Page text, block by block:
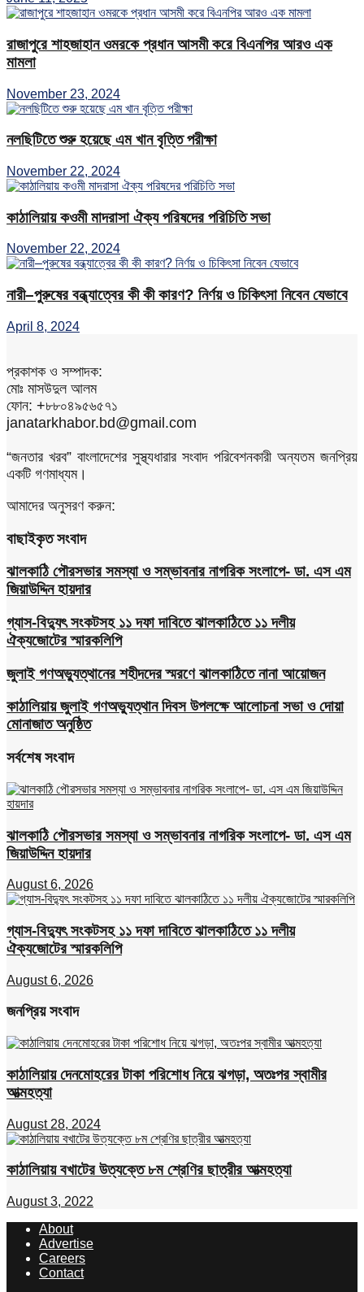
রাজাপুরে শাহজাহান ওমরকে প্রধান আসমী করে বিএনপির আরও এক
মামলা
November 23, 2024
নলছিটিতে শুরু হয়েছে এম খান বৃত্তি পরীক্ষা
November 22, 2024
কাঠালিয়ায় কওমী মাদরাসা ঐক্য পরিষদের পরিচিতি সভা
November 22, 2024
নারী–পুরুষের বন্ধ্যাত্বের কী কী কারণ? নির্ণয় ও চিকিৎসা নিবেন যেভাবে
April 8, 2024
প্রকাশক ও সম্পাদক:
মোঃ মাসউদুল আলম
ফোন: +৮৮০৪৯৫৬৫৭১
janatarkhabor.bd@gmail.com
“জনতার খরব” বাংলাদেশের সুস্থ্যধারার সংবাদ পরিবেশনকারী অন্যতম জনপ্রিয়
একটি গণমাধ্যম।
আমাদের অনুসরণ করুন:
বাছাইকৃত সংবাদ
ঝালকাঠি পৌরসভার সমস্যা ও সম্ভাবনার নাগরিক সংলাপে- ডা. এস এম
জিয়াউদ্দিন হায়দার
গ্যাস-বিদ্যুৎ সংকটসহ ১১ দফা দাবিতে ঝালকাঠিতে ১১ দলীয়
ঐক্যজোটের স্মারকলিপি
জুলাই গণঅভ্যুত্থানের শহীদদের স্মরণে ঝালকাঠিতে নানা আয়োজন
কাঠালিয়ায় জুলাই গণঅভ্যুত্থান দিবস উপলক্ষে আলোচনা সভা ও দোয়া
মোনাজাত অনুষ্ঠিত
সর্বশেষ সংবাদ
ঝালকাঠি পৌরসভার সমস্যা ও সম্ভাবনার নাগরিক সংলাপে- ডা. এস এম
জিয়াউদ্দিন হায়দার
August 6, 2026
গ্যাস-বিদ্যুৎ সংকটসহ ১১ দফা দাবিতে ঝালকাঠিতে ১১ দলীয়
ঐক্যজোটের স্মারকলিপি
August 6, 2026
জনপ্রিয় সংবাদ
কাঠালিয়ায় দেনমোহরের টাকা পরিশোধ নিয়ে ঝগড়া, অতঃপর স্বামীর
আত্মহত্যা
August 28, 2024
কাঠালিয়ায় বখাটের উত্যক্তে ৮ম শ্রেণির ছাত্রীর আত্মহত্যা
August 3, 2022
About
Advertise
Careers
Contact